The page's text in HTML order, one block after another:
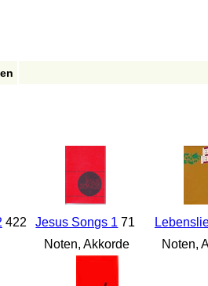
422
Jesus Songs 1 71
Noten, Akkorde
Noten,